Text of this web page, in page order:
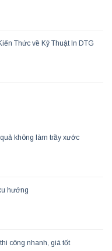
Thức về Kỹ Thuật In DTG
không làm trầy xước
hướng
công nhanh, giá tốt